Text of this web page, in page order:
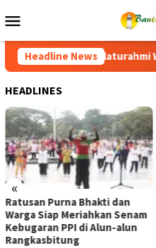
ke
Mobile
Headline News
dan Purnabakti
HEADLINES
«
dan
Senam
alun
KUA-PPAS
2027 Disepakati,
Pemkab Perkuat
Pembangunan